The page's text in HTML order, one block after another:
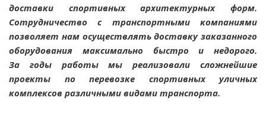
доставки спортивных архитектурных форм.
Сотрудничество с транспортными компаниями
позволяет нам осуществлять доставку заказанного
оборудования максимально быстро и недорого.
За годы работы мы реализовали сложнейшие
проекты по перевозке спортивных уличных
комплексов различными видами транспорта.